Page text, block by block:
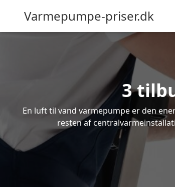
Varmepumpe-priser.dk
3
En luft til vand varmepumpe er den
resten af